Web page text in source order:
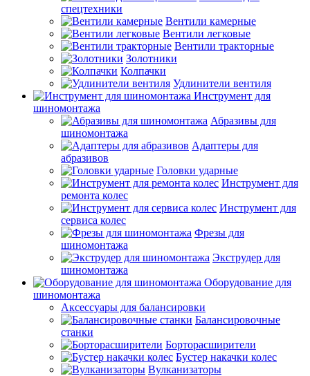
спецтехники
Вентили камерные
Вентили легковые
Вентили тракторные
Золотники
Колпачки
Удлинители вентиля
Инструмент для
шиномонтажа
Абразивы для
шиномонтажа
Адаптеры для
абразивов
Головки ударные
Инструмент для
ремонта колес
Инструмент для
сервиса колес
Фрезы для
шиномонтажа
Экструдер для
шиномонтажа
Оборудование для
шиномонтажа
Аксессуары для балансировки
Балансировочные
станки
Борторасширители
Бустер накачки колес
Вулканизаторы